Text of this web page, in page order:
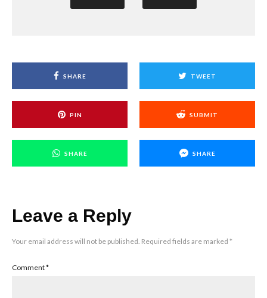
SHARE TWEET
PIN SUBMIT
SHARE SHARE
Leave a Reply
Your email address will not be published. Required fields are marked *
Comment*